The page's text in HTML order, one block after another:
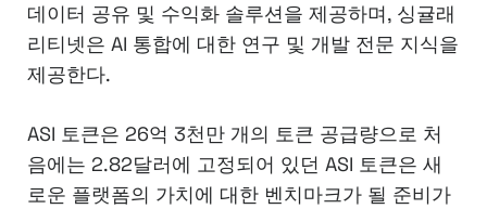
데이터 공유 및 수익화 솔루션을 제공하며, 싱귤래
리티넷은 AI 통합에 대한 연구 및 개발 전문 지식을
제공한다.
ASI 토큰은 26억 3천만 개의 토큰 공급량으로 처
음에는 2.82달러에 고정되어 있던 ASI 토큰은 새
로운 플랫폼의 가치에 대한 벤치마크가 될 준비가